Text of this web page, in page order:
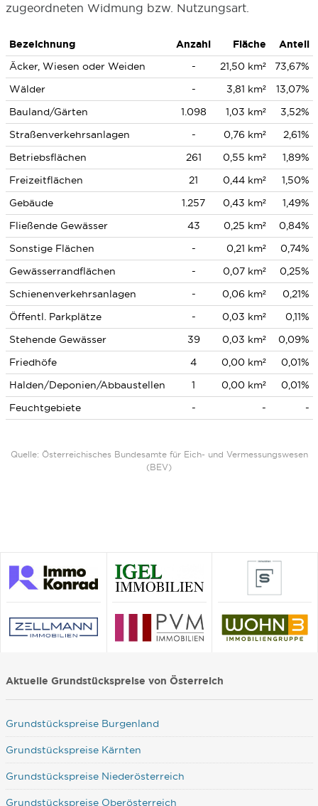
zugeordneten Widmung bzw. Nutzungsart.
Bezeichnung Anzahl Fläche
Anteil
Äcker, Wiesen oder Weiden
- 21,50 km²
73,67%
Wälder
- 3,81 km²
13,07%
Bauland/Gärten
1.098 1,03 km²
3,52%
Straßenverkehrsanlagen
- 0,76 km²
2,61%
Betriebsflächen
261 0,55 km²
1,89%
Freizeitflächen
21 0,44 km²
1,50%
Gebäude
1.257 0,43 km²
1,49%
Fließende Gewässer
43 0,25 km²
0,84%
Sonstige Flächen
- 0,21 km²
0,74%
Gewässerrandflächen
- 0,07 km²
0,25%
Schienenverkehrsanlagen
- 0,06 km²
0,21%
Öffentl. Parkplätze
- 0,03 km²
0,11%
Stehende Gewässer
39 0,03 km²
0,09%
Friedhöfe
4 0,00 km²
0,01%
Halden/Deponien/Abbaustellen
1 0,00 km²
0,01%
Feuchtgebiete
- - -
Quelle: Österreichisches Bundesamte für Eich- und Vermessungswesen
(BEV)
Aktuelle Grundstückspreise von Österreich
Grundstückspreise Burgenland
Grundstückspreise Kärnten
Grundstückspreise Niederösterreich
Grundstückspreise Oberösterreich